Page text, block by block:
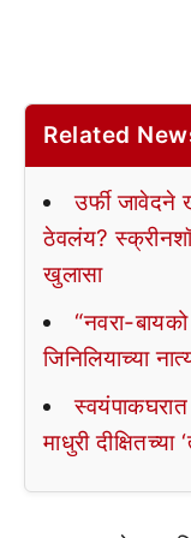
Related
उर्फी जावेदने
ठेवलंय?
खुलासा
“नवरा-
जिनिलियाच्या
माधुरी